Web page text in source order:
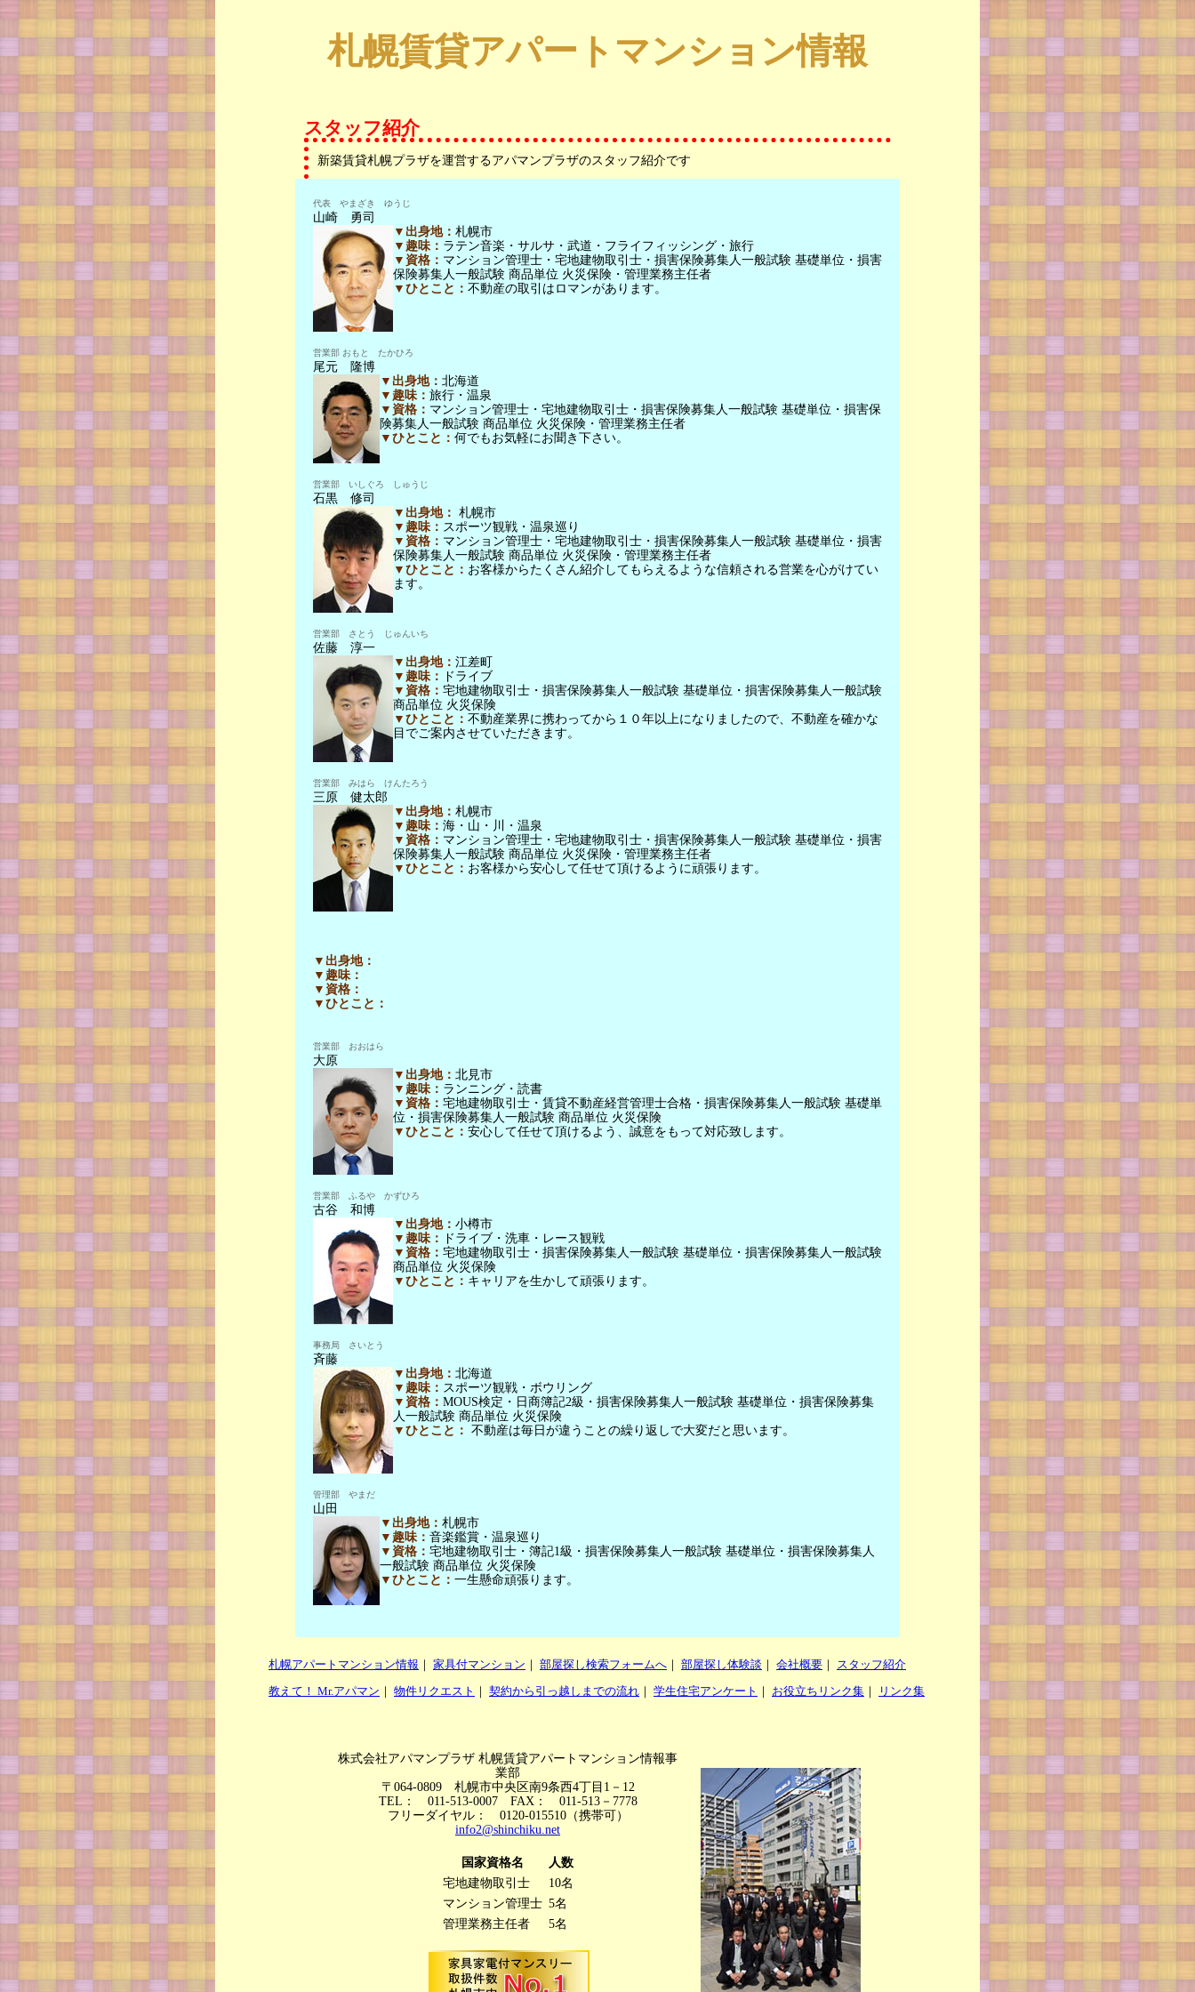
札幌賃貸アパートマンション情報
スタッフ紹介
新築賃貸札幌プラザを運営するアパマンプラザのスタッフ紹介です
代表 やまざき ゆうじ
山崎 勇司
▼出身地： 札幌市
▼趣味： ラテン音楽・サルサ・武道・フライフィッシング・旅行
▼資格： マンション管理士・宅地建物取引士・損害保険募集人一般試験 基礎単位・損害
保険募集人一般試験 商品単位 火災保険・管理業務主任者
▼ひとこと： 不動産の取引はロマンがあります。
営業部 おもと たかひろ
尾元 隆博
▼出身地： 北海道
▼趣味： 旅行・温泉
▼資格： マンション管理士・宅地建物取引士・損害保険募集人一般試験 基礎単位・損害保
険募集人一般試験 商品単位 火災保険・管理業務主任者
▼ひとこと： 何でもお気軽にお聞き下さい。
営業部 いしぐろ しゅうじ
石黒 修司
▼出身地： 札幌市
▼趣味： スポーツ観戦・温泉巡り
▼資格： マンション管理士・宅地建物取引士・損害保険募集人一般試験 基礎単位・損害
保険募集人一般試験 商品単位 火災保険・管理業務主任者
▼ひとこと： お客様からたくさん紹介してもらえるような信頼される営業を心がけてい
ます。
営業部 さとう じゅんいち
佐藤 淳一
▼出身地： 江差町
▼趣味：
ドライブ
▼資格： 宅地建物取引士・損害保険募集人一般試験 基礎単位・損害保険募集人一般試験
商品単位 火災保険
▼ひとこと： 不動産業界に携わってから１０年以上になりましたので、不動産を確かな
目でご案内させていただきます。
営業部 みはら けんたろう
三原 健太郎
▼出身地： 札幌市
▼趣味： 海・山・川・温泉
▼資格： マンション管理士・宅地建物取引士・損害保険募集人一般試験 基礎単位・損害
保険募集人一般試験 商品単位 火災保険・管理業務主任者
▼ひとこと： お客様から安心して任せて頂けるように頑張ります。
▼出身地：
▼趣味：
▼資格：
▼ひとこと：
営業部 おおはら
大原
▼出身地： 北見市
▼趣味： ランニング・読書
▼資格： 宅地建物取引士・賃貸不動産経営管理士合格・損害保険募集人一般試験 基礎単
位・損害保険募集人一般試験 商品単位 火災保険
▼ひとこと： 安心して任せて頂けるよう、誠意をもって対応致します。
営業部 ふるや かずひろ
古谷 和博
▼出身地： 小樽市
▼趣味：
ドライブ・洗車・レース観戦
▼資格： 宅地建物取引士・損害保険募集人一般試験 基礎単位・損害保険募集人一般試験
商品単位 火災保険
▼ひとこと： キャリアを生かして頑張ります。
事務局 さいとう
斉藤
▼出身地： 北海道
▼趣味： スポーツ観戦・ボウリング
▼資格： MOUS検定・日商簿記2級・損害保険募集人一般試験 基礎単位・損害保険募集
人一般試験 商品単位 火災保険
▼ひとこと： 不動産は毎日が違うことの繰り返しで大変だと思います。
管理部 やまだ
山田
▼出身地： 札幌市
▼趣味： 音楽鑑賞・温泉巡り
▼資格： 宅地建物取引士・簿記1級・損害保険募集人一般試験 基礎単位・損害保険募集人
一般試験 商品単位 火災保険
▼ひとこと： 一生懸命頑張ります。
札幌アパートマンション情報 ｜ 家具付マンション ｜ 部屋探し検索フォームへ ｜ 部屋探し体験談 ｜ 会社概要 ｜ スタッフ紹介
教えて！ Mr.アパマン ｜ 物件リクエスト ｜ 契約から引っ越しまでの流れ ｜ 学生住宅アンケート ｜ お役立ちリンク集 ｜ リンク集
株式会社アパマンプラザ 札幌賃貸アパートマンション情報事
業部
〒064-0809 札幌市中央区南9条西4丁目1－12
TEL： 011-513-0007 FAX： 011-513－7778
フリーダイヤル： 0120-015510（携帯可）
info2@shinchiku.net
国家資格名
人数
宅地建物取引士
10名
マンション管理士 5名
管理業務主任者
5名